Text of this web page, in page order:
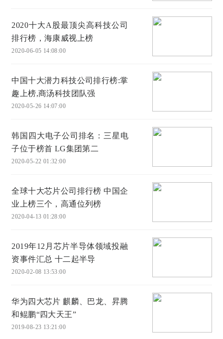
2020十大A股最顶尖高科技公司
排行榜，海康威视上榜
2020-06-05 14:08:00
中国十大潜力科技公司排行榜:掌
趣上榜,商汤科技团队强
2020-05-26 14:07:00
韩国四大电子公司排名：三星电
子位于榜首 LG集团第二
2020-05-22 01:32:00
全球十大芯片公司排行榜 中国企
业上榜三个，高通位列榜
2020-04-13 01:28:00
2019年12月芯片半导体领域投融
资事件汇总 十二起半导
2020-02-08 13:53:00
华为四大芯片 麒麟、巴龙、昇腾
和鲲鹏“四大天王”
2019-08-23 13:21:00